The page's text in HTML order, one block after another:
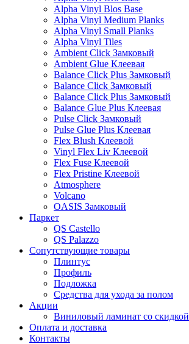
Alpha Vinyl Blos Base
Alpha Vinyl Medium Planks
Alpha Vinyl Small Planks
Alpha Vinyl Tiles
Ambient Click Замковый
Ambient Glue Клеевая
Balance Click Plus Замковый
Balance Click Замковый
Balance Click Plus Замковый
Balance Glue Plus Клеевая
Pulse Click Замковый
Pulse Glue Plus Клеевая
Flex Blush Клеевой
Vinyl Flex Liv Клеевой
Flex Fuse Клеевой
Flex Pristine Клеевой
Atmosphere
Volcano
OASIS Замковый
Паркет
QS Castello
QS Palazzo
Сопутствующие товары
Плинтус
Профиль
Подложка
Средства для ухода за полом
Акции
Виниловый ламинат со скидкой
Оплата и доставка
Контакты